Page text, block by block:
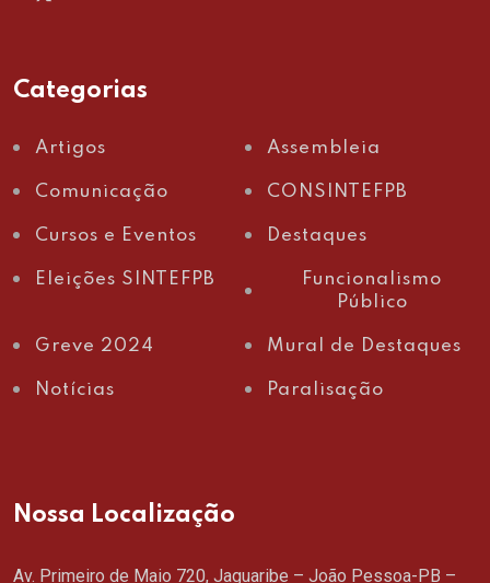
Categorias
Artigos Assembleia
Comunicação CONSINTEFPB
Cursos e Eventos Destaques
Eleições SINTEFPB
Funcionalismo
Público
Greve 2024 Mural de Destaques
Notícias Paralisação
Nossa Localização
Av. Primeiro de Maio 720, Jaguaribe – João Pessoa-PB –